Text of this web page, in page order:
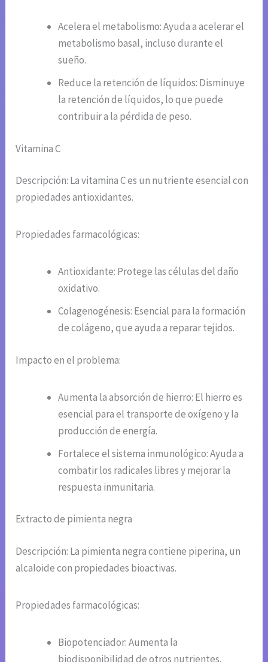
Acelera el metabolismo: Ayuda a acelerar el
metabolismo basal, incluso durante el
sueño.
Reduce la retención de líquidos: Disminuye
la retención de líquidos, lo que puede
contribuir a la pérdida de peso.
Vitamina C
Descripción: La vitamina C es un nutriente esencial con
propiedades antioxidantes.
Propiedades farmacológicas:
Antioxidante: Protege las células del daño
oxidativo.
Colagenogénesis: Esencial para la formación
de colágeno, que ayuda a reparar tejidos.
Impacto en el problema:
Aumenta la absorción de hierro: El hierro es
esencial para el transporte de oxígeno y la
producción de energía.
Fortalece el sistema inmunológico: Ayuda a
combatir los radicales libres y mejorar la
respuesta inmunitaria.
Extracto de pimienta negra
Descripción: La pimienta negra contiene piperina, un
alcaloide con propiedades bioactivas.
Propiedades farmacológicas:
Biopotenciador: Aumenta la
biodisponibilidad de otros nutrientes.